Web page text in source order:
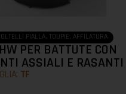
PIALLA, TOUPIE, AFFILATURA
PER BATTUTE CON
ASSIALI E RASANTI
TF